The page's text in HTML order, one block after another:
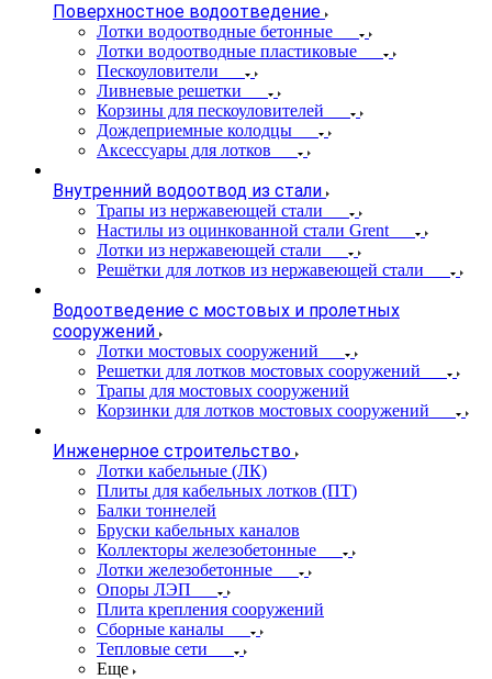
Поверхностное водоотведение
Лотки водоотводные бетонные
Лотки водоотводные пластиковые
Пескоуловители
Ливневые решетки
Корзины для пескоуловителей
Дождеприемные колодцы
Аксессуары для лотков
Внутренний водоотвод из стали
Трапы из нержавеющей стали
Настилы из оцинкованной стали Grent
Лотки из нержавеющей стали
Решётки для лотков из нержавеющей стали
Водоотведение с мостовых и пролетных
сооружений
Лотки мостовых сооружений
Решетки для лотков мостовых сооружений
Трапы для мостовых сооружений
Корзинки для лотков мостовых сооружений
Инженерное строительство
Лотки кабельные (ЛК)
Плиты для кабельных лотков (ПТ)
Балки тоннелей
Бруски кабельных каналов
Коллекторы железобетонные
Лотки железобетонные
Опоры ЛЭП
Плита крепления сооружений
Сборные каналы
Тепловые сети
Еще